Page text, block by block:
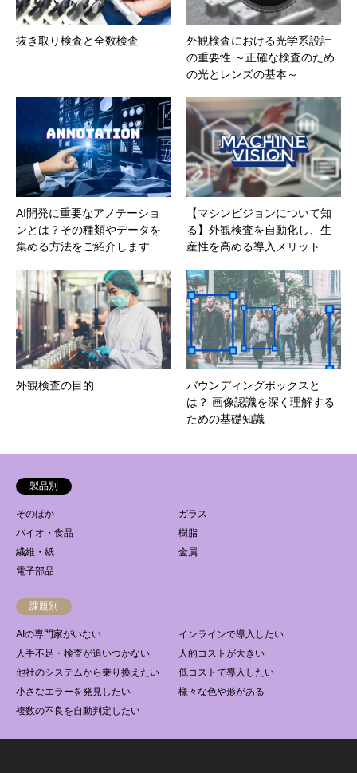
抜き取り検査と全数検査
外観検査における光学系設計
の重要性 ～正確な検査のため
の光とレンズの基本～
AI開発に重要なアノテーショ
ンとは？その種類やデータを
集める方法をご紹介します
【マシンビジョンについて知
る】外観検査を自動化し、生
産性を高める導入メリット…
外観検査の目的
バウンディングボックスと
は？ 画像認識を深く理解する
ための基礎知識
製品別
そのほか
ガラス
バイオ・食品
樹脂
繊維・紙
金属
電子部品
課題別
AIの専門家がいない
インラインで導入したい
人手不足・検査が追いつかない
人的コストが大きい
他社のシステムから乗り換えたい
低コストで導入したい
小さなエラーを発見したい
様々な色や形がある
複数の不良を自動判定したい